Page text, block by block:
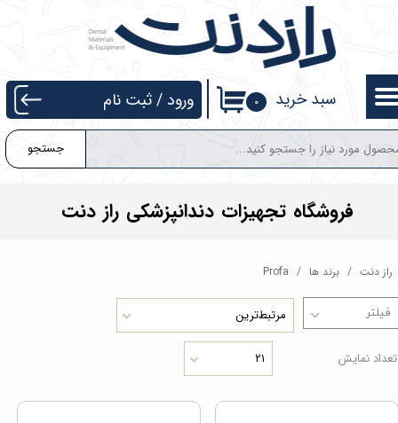
جستجو
۰ سبد خرید ورود /ثبت نام
حساب کاربری من
تغییر گذر واژه
سفارشات
خروج از حساب کاربری
فروشگاه تجهیزات دندانپزشکی راز دنت
راز دنت برند ها Profa
مرتبط‌ترین
تعداد نمایش ۲۱